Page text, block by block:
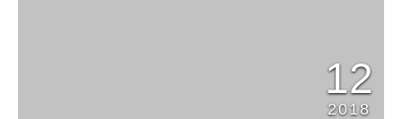
12
2018